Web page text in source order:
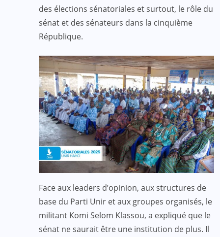
des élections sénatoriales et surtout, le rôle du
sénat et des sénateurs dans la cinquième
République.
Face aux leaders d’opinion, aux structures de
base du Parti Unir et aux groupes organisés, le
militant Komi Selom Klassou, a expliqué que le
sénat ne saurait être une institution de plus. Il